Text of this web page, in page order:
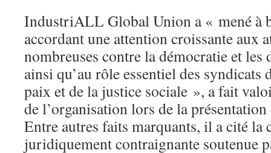
IndustriALL Global Union a « mené à
accordant une attention croissante aux
nombreuses contre la démocratie et
ainsi qu’au rôle essentiel des syndicats
paix et de la justice sociale », a fait
de l’organisation lors de la
Entre autres faits marquants, il a cité
juridiquement contraignante soutenue